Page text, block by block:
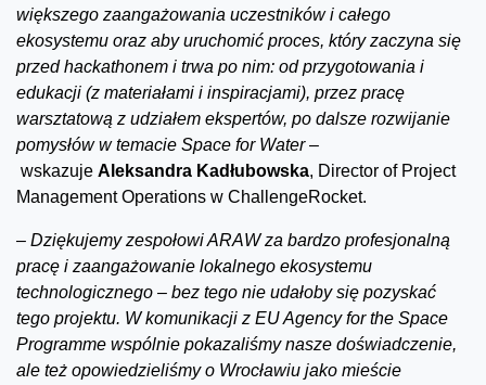
większego zaangażowania uczestników i całego
ekosystemu oraz aby uruchomić proces, który zaczyna się
przed hackathonem i trwa po nim: od przygotowania i
edukacji (z materiałami i inspiracjami), przez pracę
warsztatową z udziałem ekspertów, po dalsze rozwijanie
pomysłów w temacie Space for Water–
wskazuje Aleksandra Kadłubowska, Director of Project
Management Operations w ChallengeRocket.
– Dziękujemy zespołowi ARAW za bardzo profesjonalną
pracę i zaangażowanie lokalnego ekosystemu
technologicznego – bez tego nie udałoby się pozyskać
tego projektu. W komunikacji z EU Agency for the Space
Programme wspólnie pokazaliśmy nasze doświadczenie,
ale też opowiedzieliśmy o Wrocławiu jako mieście